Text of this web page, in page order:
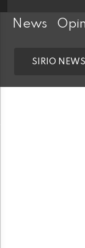
News
SIRIO NEWS